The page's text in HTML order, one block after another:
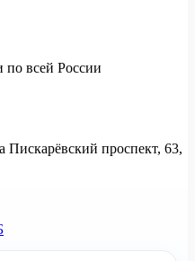
по всей России
Пискарёвский проспект, 63,